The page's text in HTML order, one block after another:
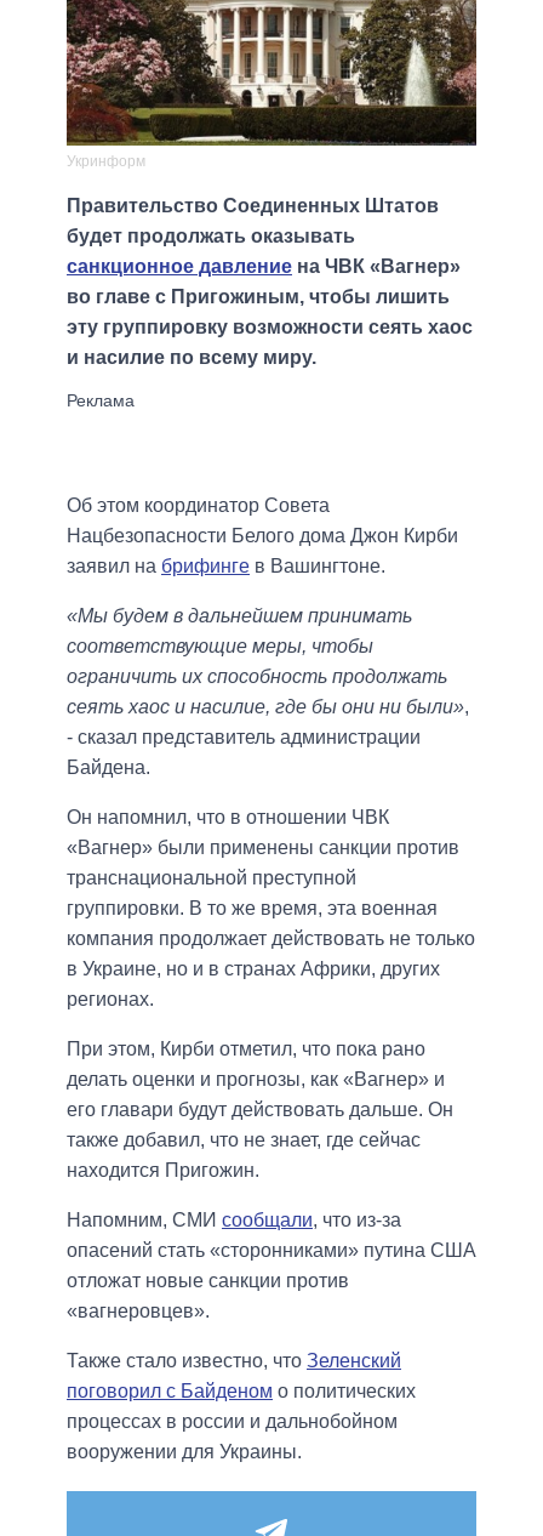
Укринформ
Правительство Соединенных Штатов
будет продолжать оказывать
санкционное давление на ЧВК «Вагнер»
во главе с Пригожиным, чтобы лишить
эту группировку возможности сеять хаос
и насилие по всему миру.
Об этом координатор Совета
Нацбезопасности Белого дома Джон Кирби
заявил на брифинге в Вашингтоне.
«Мы будем в дальнейшем принимать
соответствующие меры, чтобы
ограничить их способность продолжать
сеять хаос и насилие, где бы они ни были»,
- сказал представитель администрации
Байдена.
Он напомнил, что в отношении ЧВК
«Вагнер» были применены санкции против
транснациональной преступной
группировки. В то же время, эта военная
компания продолжает действовать не только
в Украине, но и в странах Африки, других
регионах.
При этом, Кирби отметил, что пока рано
делать оценки и прогнозы, как «Вагнер» и
его главари будут действовать дальше. Он
также добавил, что не знает, где сейчас
находится Пригожин.
Напомним, СМИ сообщали, что из-за
опасений стать «сторонниками» путина США
отложат новые санкции против
«вагнеровцев».
Также стало известно, что Зеленский
поговорил с Байденом о политических
процессах в россии и дальнобойном
вооружении для Украины.